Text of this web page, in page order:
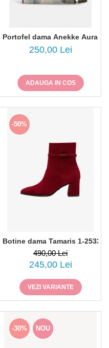
45
Portofel dama Anekke Auralis
250,00 Lei
ADAUGA IN COS
piele intoarsa, animal print
-50%
Botine dama Tamaris 1-
490,00 Lei
245,00 Lei
VEZI VARIANTE
-30% NOU